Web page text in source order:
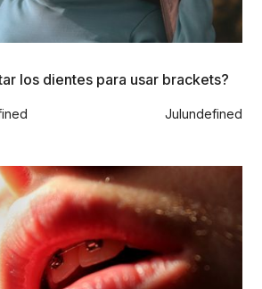
los dientes para usar brackets?
Julundefined